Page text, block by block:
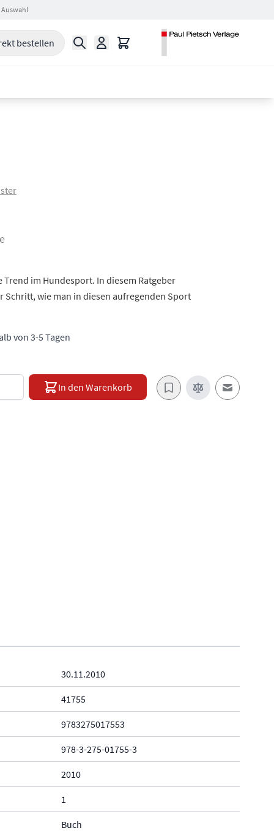
Auswahl
bestellen Suche Warenkorb
Trend im Hundesport. In diesem Ratgeber
wie man in diesen aufregenden Sport
von 3-5 Tagen
In den Warenkorb
E-Mail an
30.11.2010
41755
9783275017553
978-3-275-01755-3
2010
1
Buch